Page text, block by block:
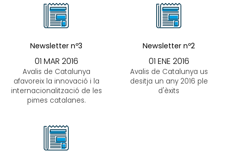
Newsletter nº3
01 MAR 2016
Avalis de Catalunya
afavoreix la innovació i la
internacionalització de les
pimes catalanes.
Newsletter nº2
01 ENE 2016
Avalis de Catalunya us
desitja un any 2016 ple
d'èxits